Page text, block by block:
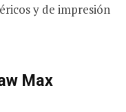
y de impresión
Max